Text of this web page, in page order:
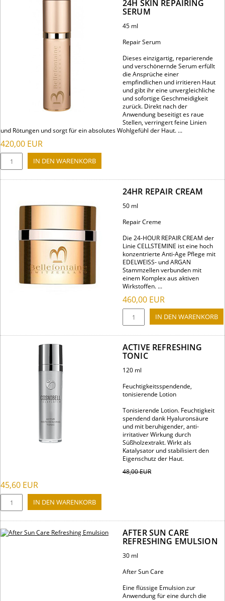
24H SKIN REPAIRING
SERUM
45 ml
Repair Serum
Dieses einzigartig, reparierende
und verschönernde Serum erfüllt
die Ansprüche einer
empfindlichen und irritieren Haut
und gibt ihr eine unvergleichliche
und sofortige Geschmeidigkeit
zurück. Direkt nach der
Anwendung beseitigt es raue
Stellen, verringert feine Linien
und Rötungen und sorgt für ein absolutes Wohlgefühl der Haut. ...
420,00 EUR
24HR REPAIR CREAM
50 ml
Repair Creme
Die 24-HOUR REPAIR CREAM der
Linie CELLSTEMINE ist eine hoch
konzentrierte Anti-Age Pflege mit
EDELWEISS- und ARGAN
Stammzellen verbunden mit
einem Komplex aus aktiven
Wirkstoffen. ...
460,00 EUR
ACTIVE REFRESHING
TONIC
120 ml
Feuchtigkeitsspendende,
tonisierende Lotion
Tonisierende Lotion. Feuchtigkeit
spendend dank Hyaluronsäure
und mit beruhigender, anti-
irritativer Wirkung durch
Süßholzextrakt. Wirkt als
Katalysator und stabilisiert den
Eigenschutz der Haut.
48,00EUR
45,60 EUR
AFTER SUN CARE
REFRESHING EMULSION
30 ml
After Sun Care
Eine flüssige Emulsion zur
Anwendung für eine durch die